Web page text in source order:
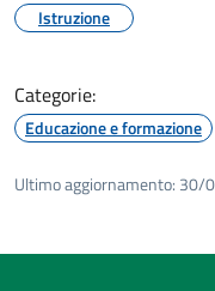
Istruzione
Categorie:
Educazione e formazione
Ultimo aggiornamento: 30/